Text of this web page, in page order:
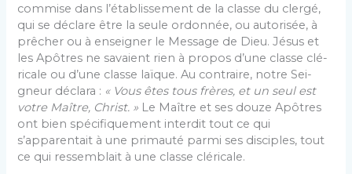
commise dans l’établissement de la classe du clergé,
qui se déclare être la seule ordonnée, ou autorisée, à
prêcher ou à enseigner le Message de Dieu. Jésus et
les Apôtres ne savaient rien à propos d’une classe clé­
ricale ou d’une classe laïque. Au contraire, notre Sei­
gneur déclara : « Vous êtes tous frères, et un seul est
votre Maître, Christ. » Le Maître et ses douze Apôtres
ont bien spécifiquement interdit tout ce qui
s’apparen­tait à une primauté parmi ses disciples, tout
ce qui res­semblait à une classe cléricale.